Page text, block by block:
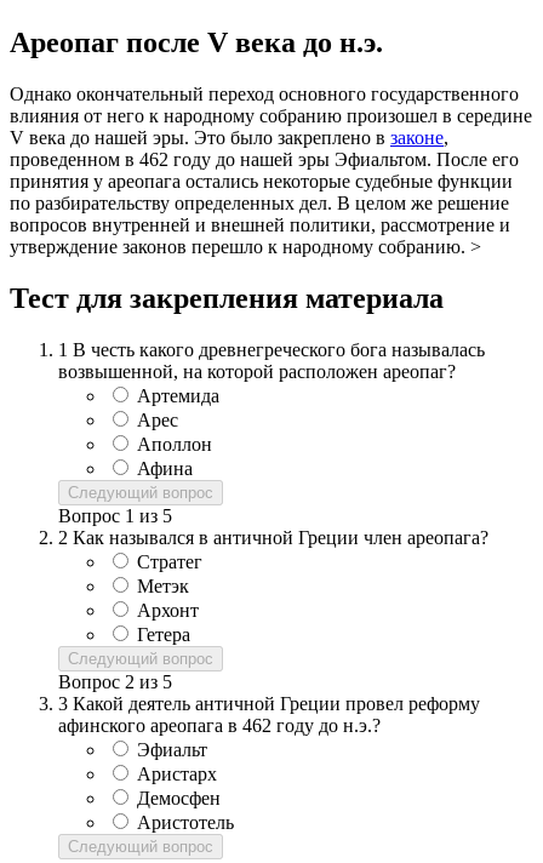
Ареопаг после V века до н.э.
Однако окончательный переход основного государственного
влияния от него к народному собранию произошел в середине
V века до нашей эры. Это было закреплено в законе,
проведенном в 462 году до нашей эры Эфиальтом. После его
принятия у ареопага остались некоторые судебные функции
по разбирательству определенных дел. В целом же решение
вопросов внутренней и внешней политики, рассмотрение и
утверждение законов перешло к народному собранию. >
Тест для закрепления материала
1 В честь какого древнегреческого бога называлась
возвышенной, на которой расположен ареопаг?
Артемида
Арес
Аполлон
Афина
Следующий вопрос
Вопрос 1 из 5
2 Как назывался в античной Греции член ареопага?
Стратег
Метэк
Архонт
Гетера
Следующий вопрос
Вопрос 2 из 5
3 Какой деятель античной Греции провел реформу
афинского ареопага в 462 году до н.э.?
Эфиальт
Аристарх
Демосфен
Аристотель
Следующий вопрос